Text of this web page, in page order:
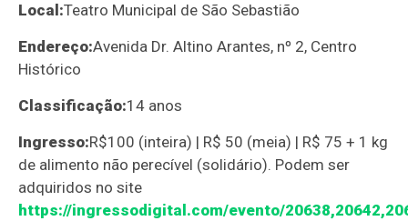
Local:Teatro Municipal de São Sebastião
Endereço:Avenida Dr. Altino Arantes, nº 2, Centro
Histórico
Classificação:14 anos
Ingresso:R$100 (inteira) | R$ 50 (meia) | R$ 75 + 1 kg
de alimento não perecível (solidário). Podem ser
adquiridos no site
https://ingressodigital.com/evento/